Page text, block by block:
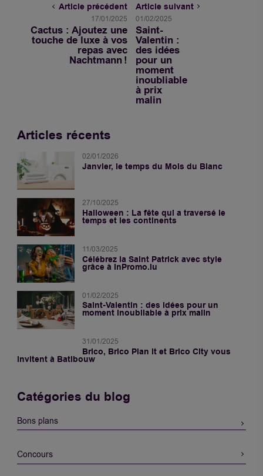
Article précédent
17/01/2025
Cactus : Ajoutez une
touche de luxe à vos
repas avec
Nachtmann !
Article suivant
01/02/2025
Saint-
Valentin :
des idées
pour un
moment
inoubliable
à prix
malin
Articles récents
02/01/2026
Janvier, le temps du Mois du Blanc
27/10/2025
Halloween : La fête qui a traversé le
temps et les continents
11/03/2025
Célébrez la Saint Patrick avec style
grâce à InPromo.lu
01/02/2025
Saint-Valentin : des idées pour un
moment inoubliable à prix malin
31/01/2025
Brico, Brico Plan it et Brico City vous
invitent à Batibouw
Catégories du blog
Bons plans
Concours